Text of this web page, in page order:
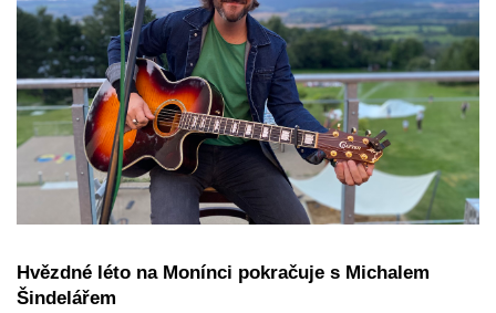
Hvězdné léto na Monínci pokračuje s Michalem
Šindelářem